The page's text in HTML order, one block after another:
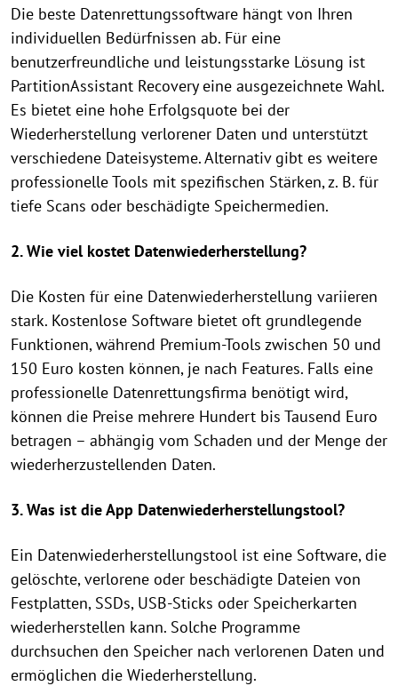
Die beste Datenrettungssoftware hängt von Ihren
individuellen Bedürfnissen ab. Für eine
benutzerfreundliche und leistungsstarke Lösung ist
PartitionAssistant Recovery eine ausgezeichnete Wahl.
Es bietet eine hohe Erfolgsquote bei der
Wiederherstellung verlorener Daten und unterstützt
verschiedene Dateisysteme. Alternativ gibt es weitere
professionelle Tools mit spezifischen Stärken, z. B. für
tiefe Scans oder beschädigte Speichermedien.
2. Wie viel kostet Datenwiederherstellung?
Die Kosten für eine Datenwiederherstellung variieren
stark. Kostenlose Software bietet oft grundlegende
Funktionen, während Premium-Tools zwischen 50 und
150 Euro kosten können, je nach Features. Falls eine
professionelle Datenrettungsfirma benötigt wird,
können die Preise mehrere Hundert bis Tausend Euro
betragen – abhängig vom Schaden und der Menge der
wiederherzustellenden Daten.
3. Was ist die App Datenwiederherstellungstool?
Ein Datenwiederherstellungstool ist eine Software, die
gelöschte, verlorene oder beschädigte Dateien von
Festplatten, SSDs, USB-Sticks oder Speicherkarten
wiederherstellen kann. Solche Programme
durchsuchen den Speicher nach verlorenen Daten und
ermöglichen die Wiederherstellung.